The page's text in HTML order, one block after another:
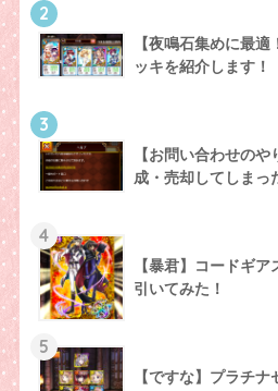
2
【夜鳴石集めに最
ッキを紹介します！
3
【お問い合わせの
成・売却してしま
4
【暴君】コードギ
引いてみた！
5
【ですな】プラチ